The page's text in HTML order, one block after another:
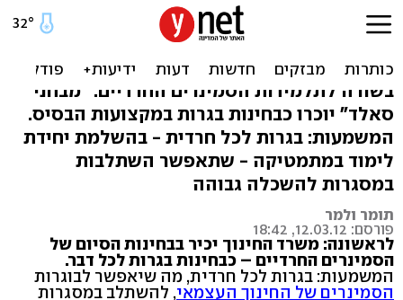
מהפכה: מבחני הסמינרים
יוכרו כבגרות
בשורה לתלמידות הסמינרים החרדיים: "מבחני
סאלד" יוכרו כבחינות בגרות במקצועות הבסיס.
המשמעות: בגרות לכל חרדית - בהשלמת יחידת
לימוד במתמטיקה - שתאפשר השתלבות
במסגרות להשכלה גבוהה
תומר ולמר
פורסם: 12.03.12, 18:42
לראשונה: משרד החינוך יכיר בבחינות הסיום של
הסמינרים החרדיים – כבחינות בגרות לכל דבר.
המשמעות: בגרות לכל חרדית, מה שיאפשר לבוגרות
הסמינרים של החינוך העצמאי, להשתלב במסגרות